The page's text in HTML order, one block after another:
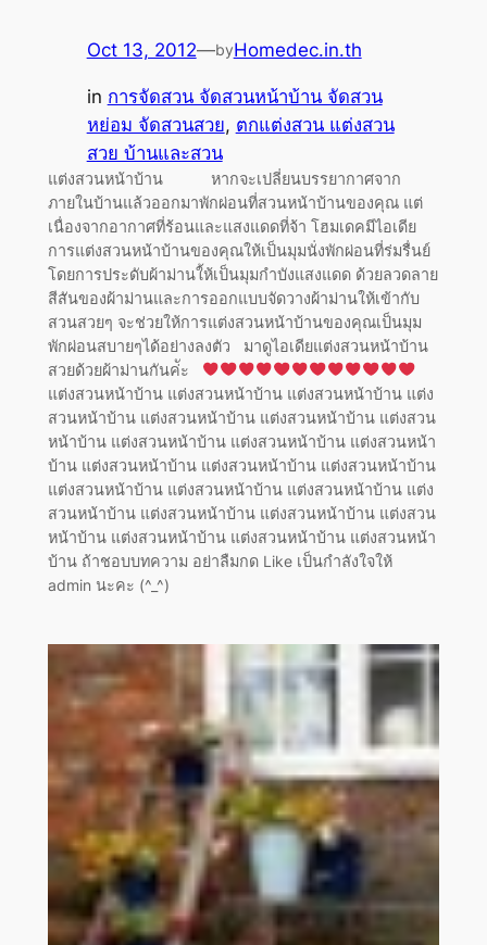
Oct 13, 2012—byHomedec.in.th
in การจัดสวน จัดสวนหน้าบ้าน จัดสวน
หย่อม จัดสวนสวย, ตกแต่งสวน แต่งสวน
สวย บ้านและสวน
แต่งสวนหน้าบ้าน หากจะเปลี่ยนบรรยากาศจาก
ภายในบ้านแล้วออกมาพักผ่อนที่สวนหน้าบ้านของคุณ แต่
เนื่องจากอากาศที่ร้อนและแสงแดดที่จ้า โฮมเดคมีไอเดีย
การแต่งสวนหน้าบ้านของคุณให้เป็นมุมนั่งพักผ่อนที่ร่มรื่นย์
โดยการประดับผ้าม่านใ้ห้เป็นมุมกำบังแสงแดด ด้วยลวดลาย
สีสันของผ้าม่านและการออกแบบจัดวางผ้าม่านให้เข้ากับ
สวนสวยๆ จะช่วยให้การแต่งสวนหน้าบ้านของคุณเป็นมุม
พักผ่อนสบายๆได้อย่างลงตัว มาดูไอเดียแต่งสวนหน้าบ้าน
สวยด้วยผ้าม่านกันค่ัะ
แต่งสวนหน้าบ้าน แต่งสวนหน้าบ้าน แต่งสวนหน้าบ้าน แต่ง
สวนหน้าบ้าน แต่งสวนหน้าบ้าน แต่งสวนหน้าบ้าน แต่งสวน
หน้าบ้าน แต่งสวนหน้าบ้าน แต่งสวนหน้าบ้าน แต่งสวนหน้า
บ้าน แต่งสวนหน้าบ้าน แต่งสวนหน้าบ้าน แต่งสวนหน้าบ้าน
แต่งสวนหน้าบ้าน แต่งสวนหน้าบ้าน แต่งสวนหน้าบ้าน แต่ง
สวนหน้าบ้าน แต่งสวนหน้าบ้าน แต่งสวนหน้าบ้าน แต่งสวน
หน้าบ้าน แต่งสวนหน้าบ้าน แต่งสวนหน้าบ้าน แต่งสวนหน้า
บ้าน ถ้าชอบบทความ อย่าลืมกด Like เป็นกำลังใจให้
admin นะคะ (^_^)